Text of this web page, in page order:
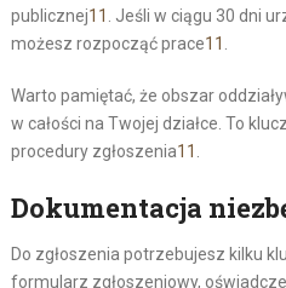
publicznej11 . Jeśli w ciągu 30 dni
możesz rozpocząć prace11 .
Warto pamiętać, że obszar
w całości na Twojej działce. To
procedury zgłoszenia11 .
Dokumentacja
Do zgłoszenia potrzebujesz kilku
formularz zgłoszeniowy,